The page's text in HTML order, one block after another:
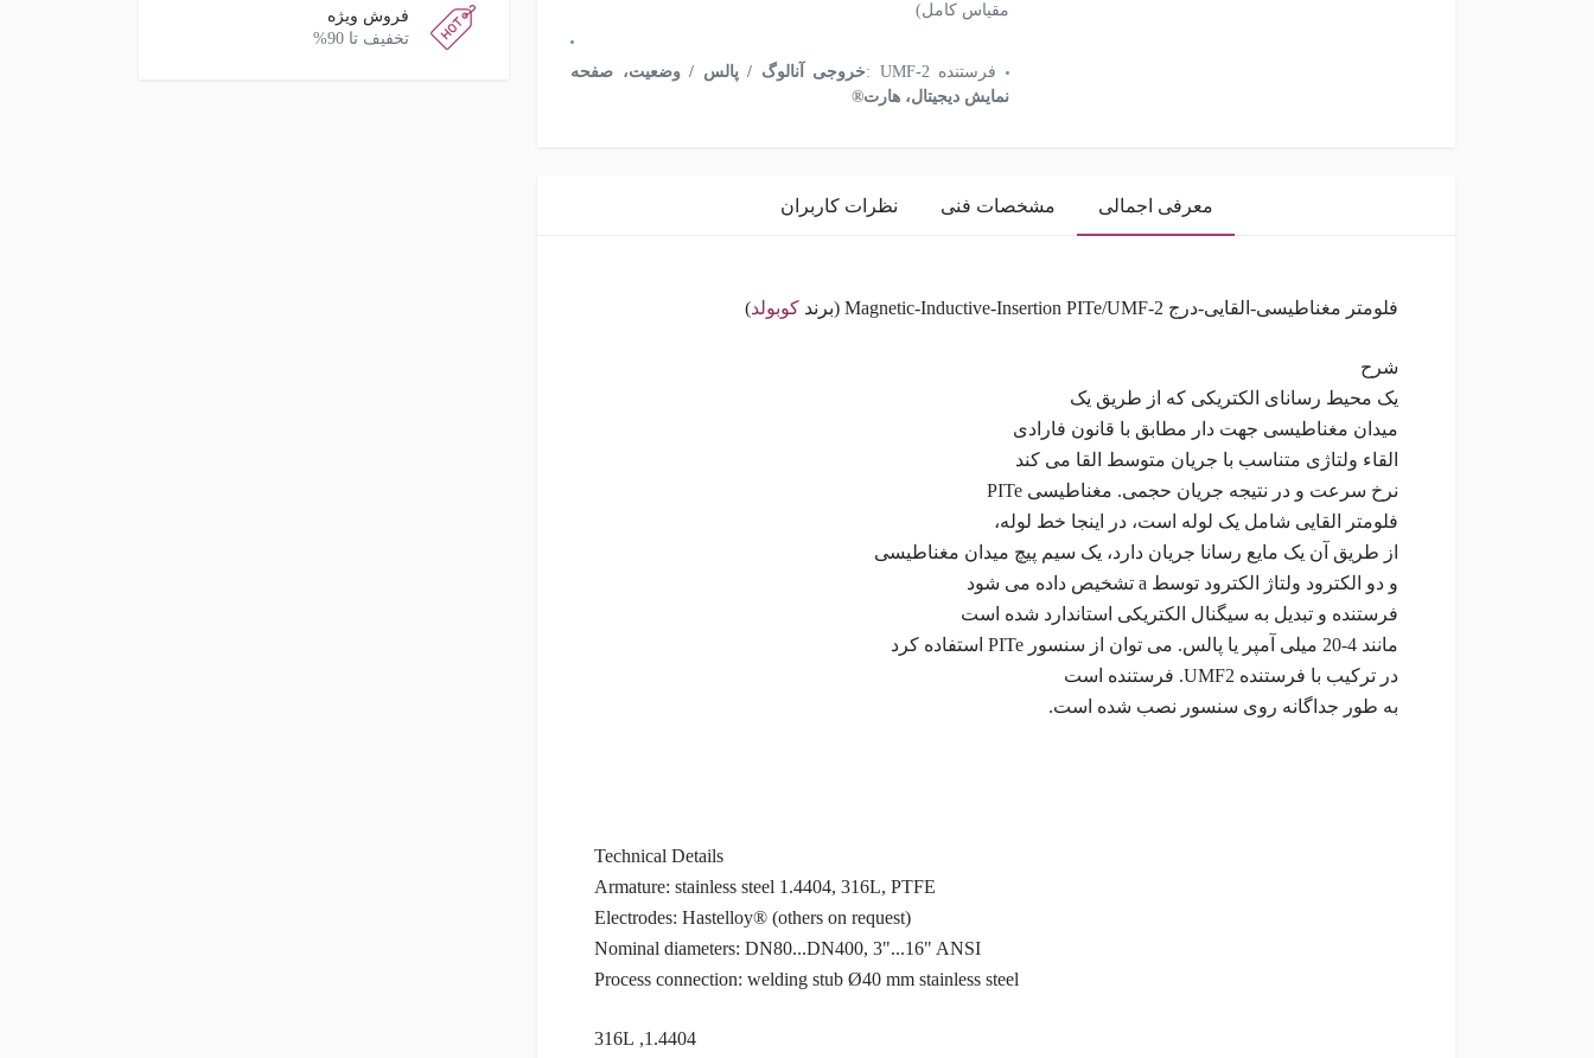
مقیاس کامل)
فرستنده UMF-2 :
خروجی آنالوگ / پالس / وضعیت، صفحه
نمایش دیجیتال، هارت®
فروش ویژه
تخفیف تا 90%
معرفی اجمالی مشخصات فنی نظرات کاربران
فلومتر مغناطیسی-القایی-درج Magnetic-Inductive-Insertion PITe/UMF-2 (برند کوبولد)
شرح
یک محیط رسانای الکتریکی که از طریق یک
میدان مغناطیسی جهت دار مطابق با قانون فارادی
القاء ولتاژی متناسب با جریان متوسط القا می کند
نرخ سرعت و در نتیجه جریان حجمی. مغناطیسی PITe
فلومتر القایی شامل یک لوله است، در اینجا خط لوله،
از طریق آن یک مایع رسانا جریان دارد، یک سیم پیچ میدان مغناطیسی
و دو الکترود ولتاژ الکترود توسط a تشخیص داده می شود
فرستنده و تبدیل به سیگنال الکتریکی استاندارد شده است
مانند 4-20 میلی آمپر یا پالس. می توان از سنسور PITe استفاده کرد
در ترکیب با فرستنده UMF2. فرستنده است
به طور جداگانه روی سنسور نصب شده است.
Technical Details
Armature: stainless steel 1.4404, 316L, PTFE
Electrodes: Hastelloy® (others on request)
Nominal diameters: DN80...DN400, 3"...16" ANSI
Process connection: welding stub Ø40 mm stainless steel
1.4404, 316L